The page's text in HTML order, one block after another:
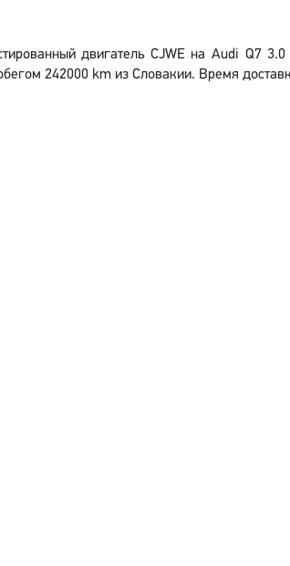
двигатель CJWE на Audi Q7
242000 km из Словакии. Время